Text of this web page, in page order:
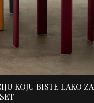
KOJU BISTE LAKO